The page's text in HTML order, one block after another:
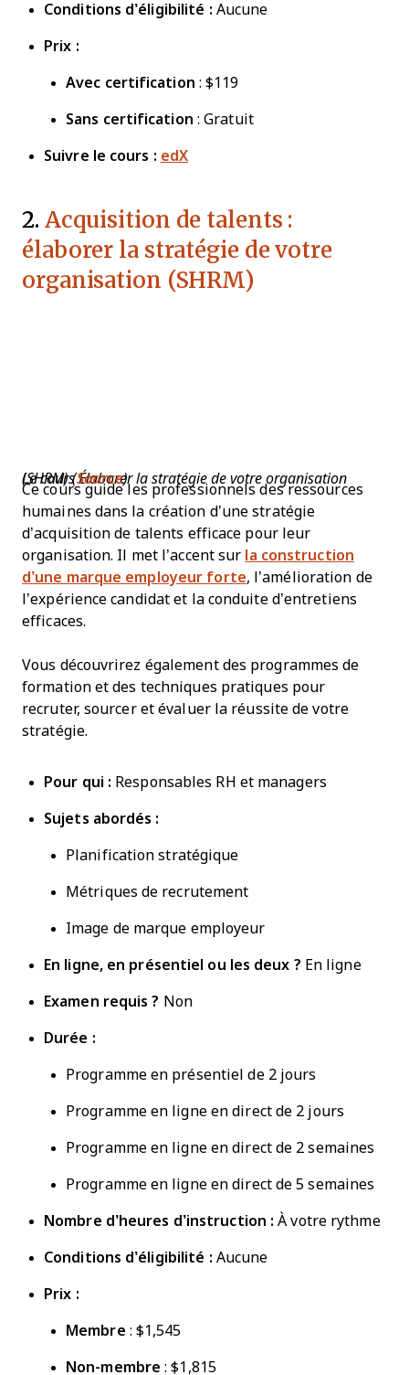
Conditions d’éligibilité : Aucune
Prix :
Avec certification : $119
Sans certification : Gratuit
Suivre le cours : edX
2. Acquisition de talents :
élaborer la stratégie de votre
organisation (SHRM)
Le cours Élaborer la stratégie de votre organisation (SHRM) (Source)
Ce cours guide les professionnels des ressources
humaines dans la création d’une stratégie
d’acquisition de talents efficace pour leur
organisation. Il met l’accent sur la construction
d’une marque employeur forte, l’amélioration de
l’expérience candidat et la conduite d’entretiens
efficaces.
Vous découvrirez également des programmes de
formation et des techniques pratiques pour
recruter, sourcer et évaluer la réussite de votre
stratégie.
Pour qui : Responsables RH et managers
Sujets abordés :
Planification stratégique
Métriques de recrutement
Image de marque employeur
En ligne, en présentiel ou les deux ? En ligne
Examen requis ? Non
Durée :
Programme en présentiel de 2 jours
Programme en ligne en direct de 2 jours
Programme en ligne en direct de 2 semaines
Programme en ligne en direct de 5 semaines
Nombre d’heures d’instruction : À votre rythme
Conditions d’éligibilité : Aucune
Prix :
Membre : $1,545
Non-membre : $1,815